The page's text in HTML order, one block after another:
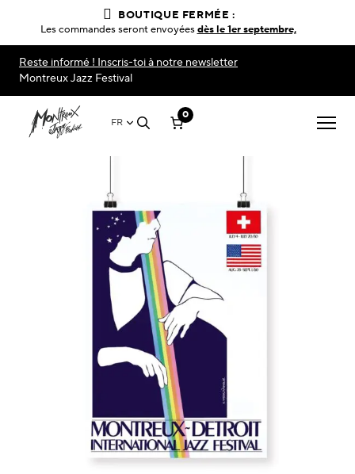
Reste informé ! Inscris-toi à notre newsletter
Montreux Jazz Festival
FR
0
BOUTIQUE FERMÉE :
Les commandes seront envoyéesdès le 1er septembre,